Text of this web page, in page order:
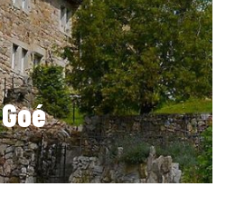
NL
Goé